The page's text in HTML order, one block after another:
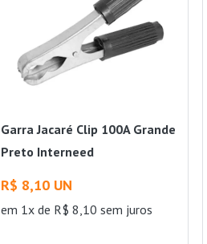
Garra Jacaré Clip 100A Grande
Preto Interneed
R$ 8,10 UN
em 1x de R$ 8,10 sem juros